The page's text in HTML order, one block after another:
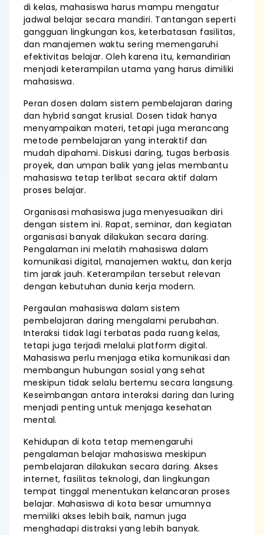
di kelas, mahasiswa harus mampu mengatur
jadwal belajar secara mandiri. Tantangan seperti
gangguan lingkungan kos, keterbatasan fasilitas,
dan manajemen waktu sering memengaruhi
efektivitas belajar. Oleh karena itu, kemandirian
menjadi keterampilan utama yang harus dimiliki
mahasiswa.
Peran dosen dalam sistem pembelajaran daring
dan hybrid sangat krusial. Dosen tidak hanya
menyampaikan materi, tetapi juga merancang
metode pembelajaran yang interaktif dan
mudah dipahami. Diskusi daring, tugas berbasis
proyek, dan umpan balik yang jelas membantu
mahasiswa tetap terlibat secara aktif dalam
proses belajar.
Organisasi mahasiswa juga menyesuaikan diri
dengan sistem ini. Rapat, seminar, dan kegiatan
organisasi banyak dilakukan secara daring.
Pengalaman ini melatih mahasiswa dalam
komunikasi digital, manajemen waktu, dan kerja
tim jarak jauh. Keterampilan tersebut relevan
dengan kebutuhan dunia kerja modern.
Pergaulan mahasiswa dalam sistem
pembelajaran daring mengalami perubahan.
Interaksi tidak lagi terbatas pada ruang kelas,
tetapi juga terjadi melalui platform digital.
Mahasiswa perlu menjaga etika komunikasi dan
membangun hubungan sosial yang sehat
meskipun tidak selalu bertemu secara langsung.
Keseimbangan antara interaksi daring dan luring
menjadi penting untuk menjaga kesehatan
mental.
Kehidupan di kota tetap memengaruhi
pengalaman belajar mahasiswa meskipun
pembelajaran dilakukan secara daring. Akses
internet, fasilitas teknologi, dan lingkungan
tempat tinggal menentukan kelancaran proses
belajar. Mahasiswa di kota besar umumnya
memiliki akses lebih baik, namun juga
menghadapi distraksi yang lebih banyak.